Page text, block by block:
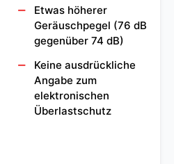
Etwas höherer
Geräuschpegel (76 dB
gegenüber 74 dB)
Keine ausdrückliche
Angabe zum
elektronischen
Überlastschutz